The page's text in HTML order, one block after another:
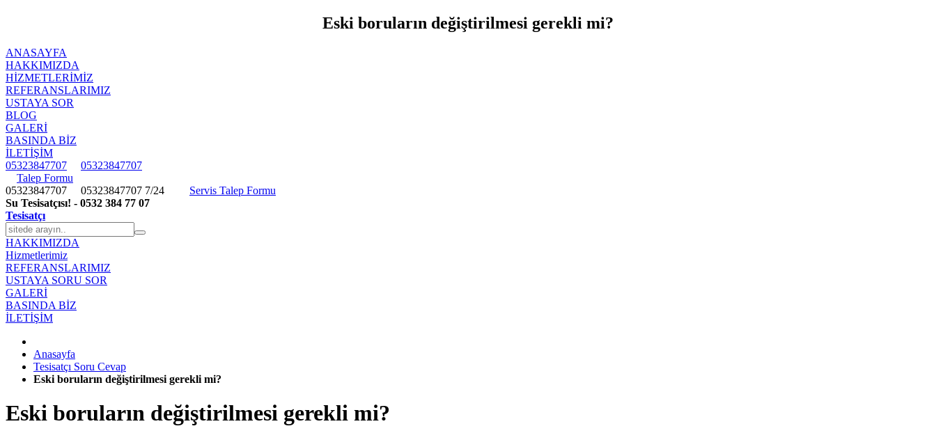
Eski boruların değiştirilmesi gerekli mi?
ANASAYFA
HAKKIMIZDA
HIZMETLERIMIZ
REFERANSLARIMIZ
USTAYA SOR
BLOG
GALERİ
BASINDA BİZ
İLETİŞİM
05323847707
05323847707
Talep Formu
05323847707 05323847707 7/24
Servis Talep Formu
Su Tesisatçısı! - 0532 384 77 07
Tesisatçı
HAKKIMIZDA
Hizmetlerimiz
REFERANSLARIMIZ
USTAYA SORU SOR
GALERİ
BASINDA BİZ
İLETİŞİM
Anasayfa
Tesisatçı Soru Cevap
Eski boruların değiştirilmesi gerekli mi?
Eski boruların değiştirilmesi gerekli mi?